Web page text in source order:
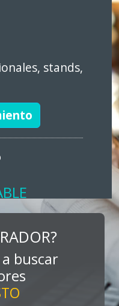
stands,
buscar